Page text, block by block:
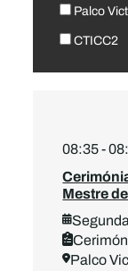
Palco
CTICC2
08:35 -
Mestre
Palco